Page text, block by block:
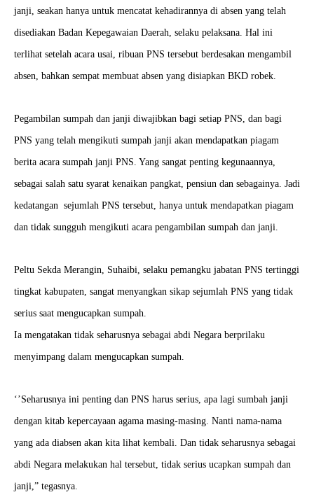
janji, seakan hanya untuk mencatat kehadirannya di absen yang telah
disediakan Badan Kepegawaian Daerah, selaku pelaksana. Hal ini
terlihat setelah acara usai, ribuan PNS tersebut berdesakan mengambil
absen, bahkan sempat membuat absen yang disiapkan BKD robek.
Pegambilan sumpah dan janji diwajibkan bagi setiap PNS, dan bagi
PNS yang telah mengikuti sumpah janji akan mendapatkan piagam
berita acara sumpah janji PNS. Yang sangat penting kegunaannya,
sebagai salah satu syarat kenaikan pangkat, pensiun dan sebagainya. Jadi
kedatangan sejumlah PNS tersebut, hanya untuk mendapatkan piagam
dan tidak sungguh mengikuti acara pengambilan sumpah dan janji.
Peltu Sekda Merangin, Suhaibi, selaku pemangku jabatan PNS tertinggi
tingkat kabupaten, sangat menyangkan sikap sejumlah PNS yang tidak
serius saat mengucapkan sumpah.
Ia mengatakan tidak seharusnya sebagai abdi Negara berprilaku
menyimpang dalam mengucapkan sumpah.
‘’Seharusnya ini penting dan PNS harus serius, apa lagi sumbah janji
dengan kitab kepercayaan agama masing-masing. Nanti nama-nama
yang ada diabsen akan kita lihat kembali. Dan tidak seharusnya sebagai
abdi Negara melakukan hal tersebut, tidak serius ucapkan sumpah dan
janji,” tegasnya.